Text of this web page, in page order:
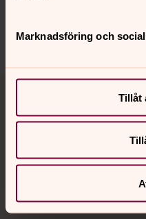
Marknadsföring och
Tillåt
Dela
Tillbaka till toppen
Tillbaka till innehållet
Kalender